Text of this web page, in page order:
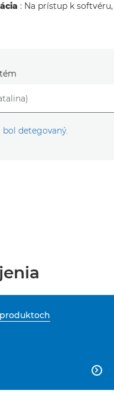
: Na prístup k
detegovaný.
